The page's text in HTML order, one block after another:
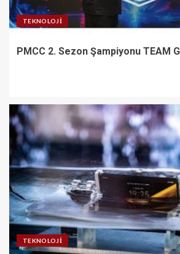
TEKNOLOJI
PMCC 2. Sezon Şampiyonu TEAM
TEKNOLOJI